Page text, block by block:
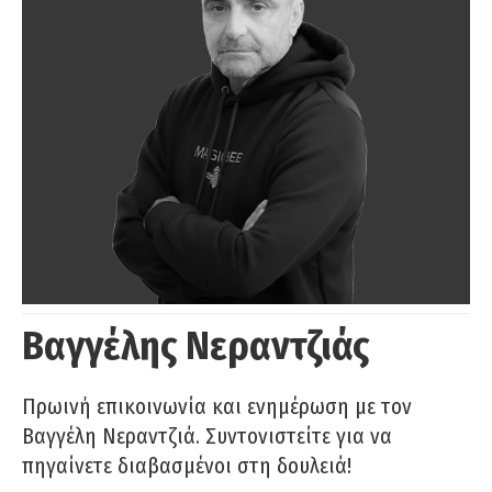
Βαγγέλης Νεραντζιάς
Πρωινή επικοινωνία και ενημέρωση με τον
Βαγγέλη Νεραντζιά. Συντονιστείτε για να
πηγαίνετε διαβασμένοι στη δουλειά!